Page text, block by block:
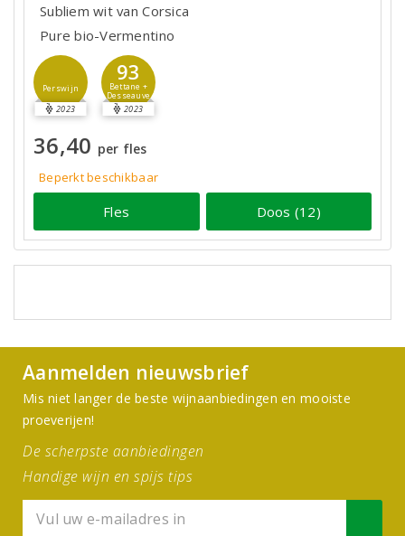
Subliem wit van Corsica
Pure bio-Vermentino
Perswijn
2023
93
Bettane +
Desseauve
2023
36,40 per fles
Beperkt beschikbaar
Fles Doos (12)
Aanmelden nieuwsbrief
Mis niet langer de beste wijnaanbiedingen en mooiste
proeverijen!
De scherpste aanbiedingen
Handige wijn en spijs tips